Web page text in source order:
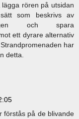
rören på utsidan
som beskrivs av
och spara
ett dyrare alternativ
har
detta.
förstås på de blivande